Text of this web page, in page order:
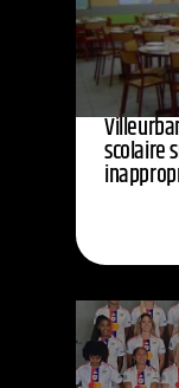
scolaire